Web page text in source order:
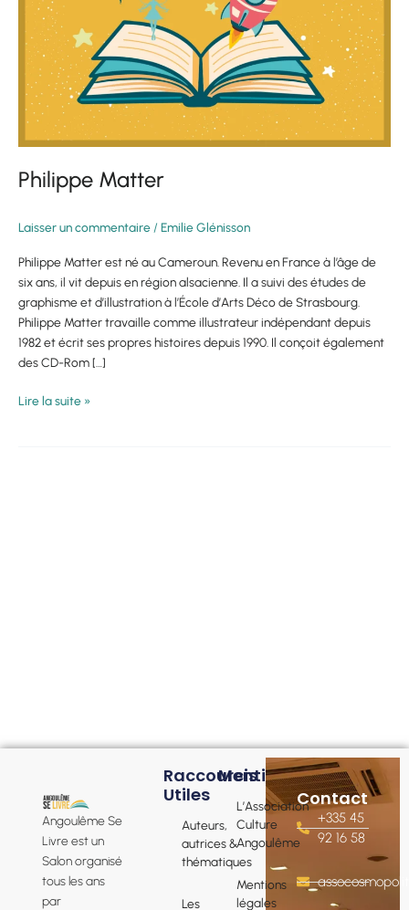
Philippe Matter
Laisser un commentaire/ Emilie Glénisson
Philippe Matter est né au Cameroun. Revenu en France à l’âge de
six ans, il vit depuis en région alsacienne. Il a suivi des études de
graphisme et d’illustration à l’École d’Arts Déco de Strasbourg.
Philippe Matter travaille comme illustrateur indépendant depuis
1982 et écrit ses propres histoires depuis 1990. Il conçoit également
des CD-Rom […]
Lire la suite »
Angoulême Se
Livre est un
Salon organisé
tous les ans
par
Raccourcis
Utiles
Auteurs,
autrices &
thématiques
Les
Mentions
L’Association
Culture
Angoulême
Mentions
légales
Contact
+335 45
92 16 58